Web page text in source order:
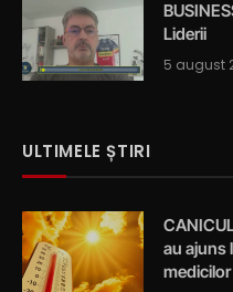
Liderii
5 august
ULTIMELE ȘTIRI
au ajuns
medicilor